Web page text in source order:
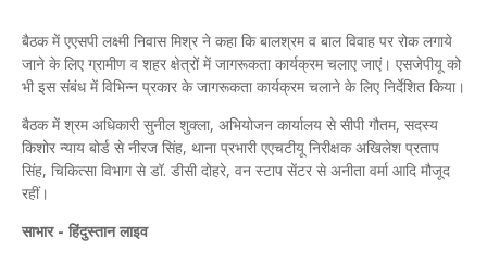
बैठक में एएसपी लक्ष्मी निवास मिश्र ने कहा कि बालश्रम व बाल विवाह पर रोक लगाये
जाने के लिए ग्रामीण व शहर क्षेत्रों में जागरूकता कार्यक्रम चलाए जाएं। एसजेपीयू को
भी इस संबंध में विभिन्न प्रकार के जागरूकता कार्यक्रम चलाने के लिए निर्देशित किया।
बैठक में श्रम अधिकारी सुनील शुक्ला, अभियोजन कार्यालय से सीपी गौतम, सदस्य
किशोर न्याय बोर्ड से नीरज सिंह, थाना प्रभारी एएचटीयू निरीक्षक अखिलेश प्रताप
सिंह, चिकित्सा विभाग से डॉ. डीसी दोहरे, वन स्टाप सेंटर से अनीता वर्मा आदि मौजूद
रहीं।
साभार - हिंदुस्तान लाइव